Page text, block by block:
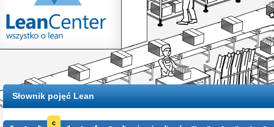
Słownik pojęć Lean
c